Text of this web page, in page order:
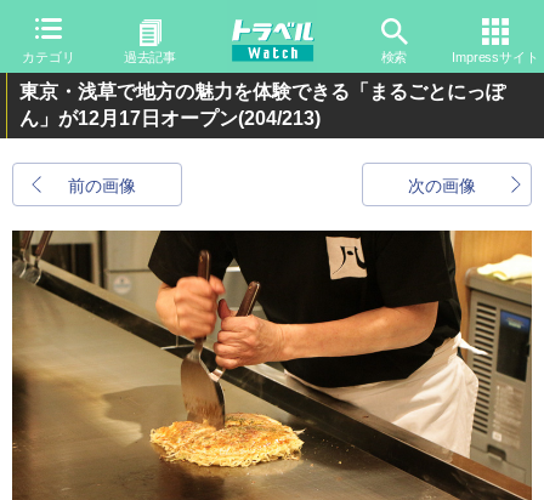
カテゴリ 過去記事 検索 Impressサイト
東京・浅草で地方の魅力を体験できる「まるごとにっぽ
ん」が12月17日オープン(204/213)
前の画像 次の画像